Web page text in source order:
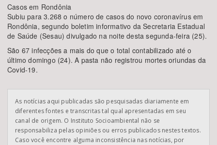
Casos em Rondônia
Subiu para 3.268 o número de casos do novo coronavírus em
Rondônia, segundo boletim informativo da Secretaria Estadual
de Saúde (Sesau) divulgado na noite desta segunda-feira (25).
São 67 infecções a mais do que o total contabilizado até o
último domingo (24). A pasta não registrou mortes oriundas da
Covid-19.
As notícias aqui publicadas são pesquisadas diariamente em
diferentes fontes e transcritas tal qual apresentadas em seu
canal de origem. O Instituto Socioambiental não se
responsabiliza pelas opiniões ou erros publicados nestes textos.
Caso você encontre alguma inconsistência nas notícias, por